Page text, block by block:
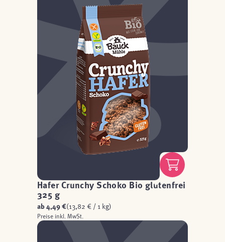
Hafer Crunchy Schoko Bio glutenfrei
325 g
ab4,49 €(13,82 € / 1 kg)
Preise inkl. MwSt.